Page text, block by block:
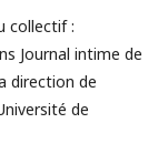
collectif :
Journal intime de
direction de
de